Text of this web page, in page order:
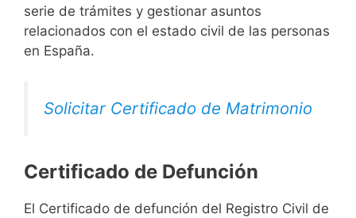
serie de trámites y gestionar asuntos
relacionados con el estado civil de las personas
en España.
Solicitar Certificado de Matrimonio
Certificado de Defunción
El Certificado de defunción del Registro Civil de